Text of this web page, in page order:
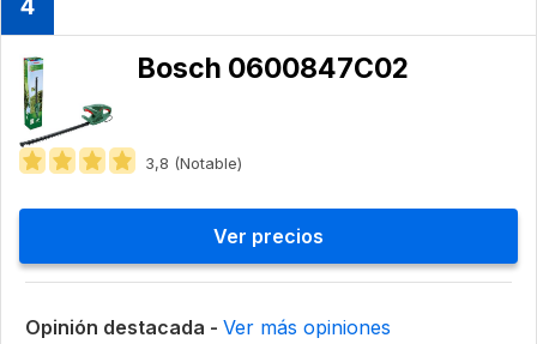
4
Bosch 0600847C02
3,8 (Notable)
Ver precios
Opinión destacada - Ver más opiniones